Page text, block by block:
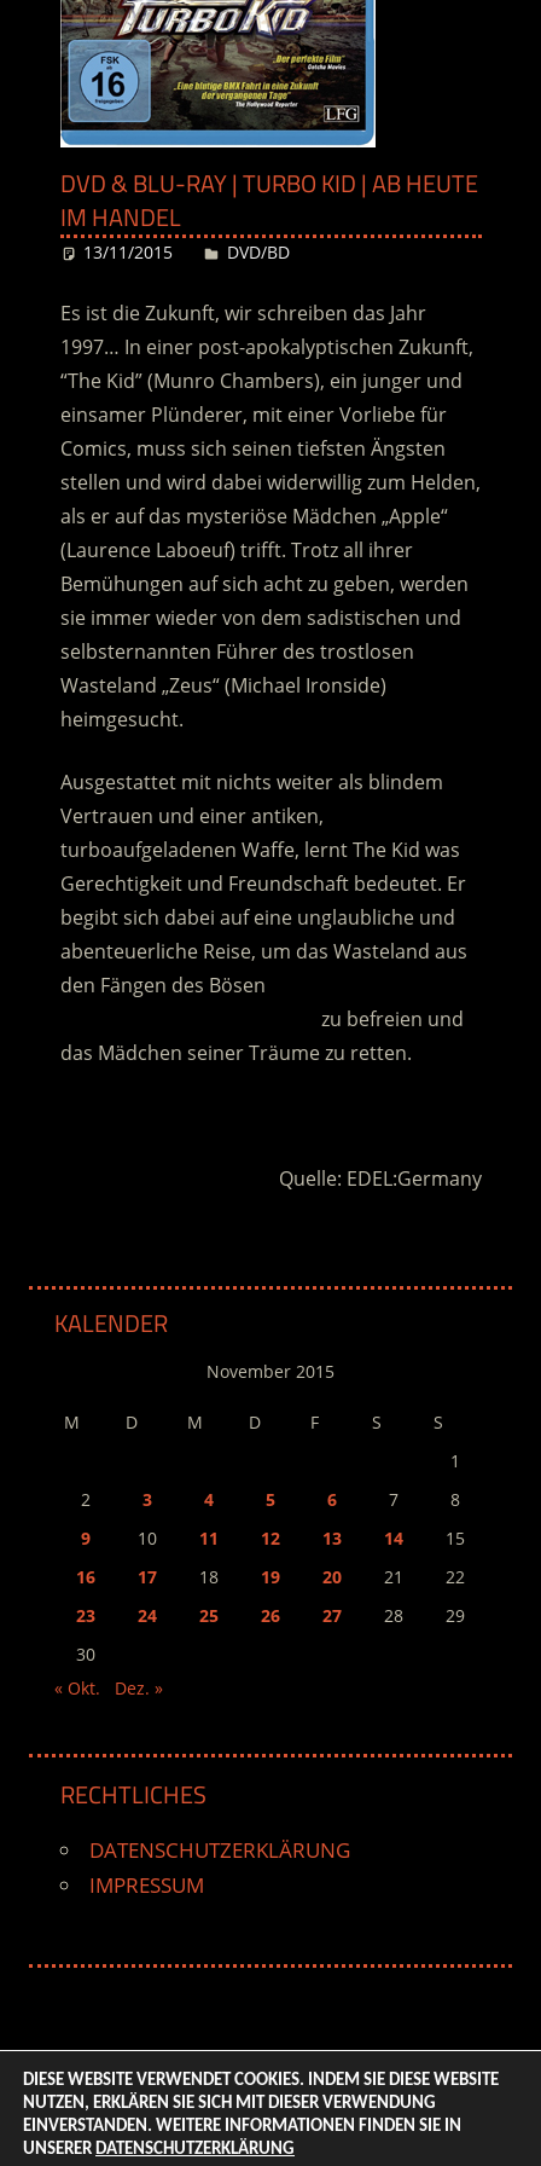
DVD & BLU-RAY | TURBO KID | AB HEUTE
IM HANDEL
13/11/2015 Desiree
DVD/BD
Es ist die Zukunft, wir schreiben das Jahr
1997… In einer post-apokalyptischen Zukunft,
“The Kid” (Munro Chambers), ein junger und
einsamer Plünderer, mit einer Vorliebe für
Comics, muss sich seinen tiefsten Ängsten
stellen und wird dabei widerwillig zum Helden,
als er auf das mysteriöse Mädchen „Apple“
(Laurence Laboeuf) trifft. Trotz all ihrer
Bemühungen auf sich acht zu geben, werden
sie immer wieder von dem sadistischen und
selbsternannten Führer des trostlosen
Wasteland „Zeus“ (Michael Ironside)
heimgesucht.
Ausgestattet mit nichts weiter als blindem
Vertrauen und einer antiken,
turboaufgeladenen Waffe, lernt The Kid was
Gerechtigkeit und Freundschaft bedeutet. Er
begibt sich dabei auf eine unglaubliche und
abenteuerliche Reise, um das Wasteland aus
den Fängen des Bösen
zu befreien und
das Mädchen seiner Träume zu retten.
Quelle: EDEL:Germany
KALENDER
November 2015
M D M D F S
S
1
2
3 4 5 6 7
8
9
10 11 12 13 14
15
16
17 18 19 20 21
22
23
24 25 26 27 28
29
30
« Okt.
Dez. »
RECHTLICHES
DATENSCHUTZERKLÄRUNG
IMPRESSUM
© 2026 ENTERTAINMENT BASE – Life & Style Magazine.
All Rights Reserved. | Based on
DIESE WEBSITE VERWENDET COOKIES. INDEM SIE DIESE WEBSITE
NUTZEN, ERKLÄREN SIE SICH MIT DIESER VERWENDUNG
EINVERSTANDEN. WEITERE INFORMATIONEN FINDEN SIE IN
UNSERER DATENSCHUTZERKLÄRUNG